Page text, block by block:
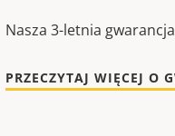
Nasza 3-letnia
PRZECZYTAJ WIĘCEJ O